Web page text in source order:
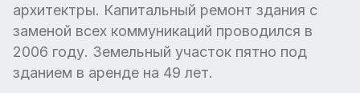
архитектры. Капитальный ремонт здания с
заменой всех коммуникаций проводился в
2006 году. Земельный участок пятно под
зданием в аренде на 49 лет.